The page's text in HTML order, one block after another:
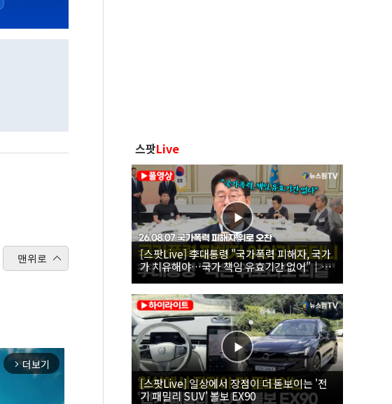
맨위로
arrow_forward_ios 더보기
스팟Live
[스팟Live] 李대통령 "국가폭력 피해자, 국가
가 치유해야…국가 책임 유효기간 없어"｜
26.08.07 국가폭력 피해자 위로 오찬
[스팟Live] 일상에서 장점이 더 돋보이는 '전
기 패밀리 SUV' 볼보 EX90